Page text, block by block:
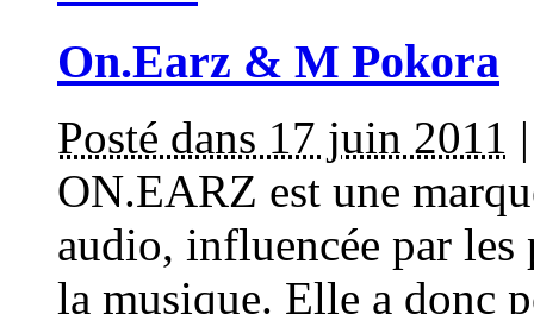
On.Earz & M Pokora
Posté dans 17 juin 2011
ON.EARZ est une
audio, influencée par les
la musique. Elle a donc